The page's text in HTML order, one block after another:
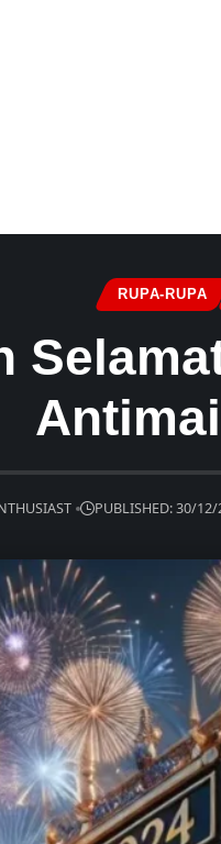
RUPA-RUPA
PUBLISHED: 30/